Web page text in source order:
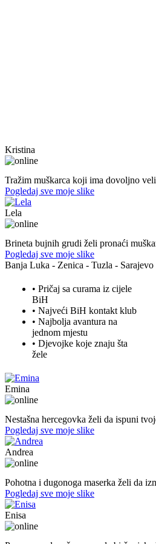
Kristina
Tražim muškarca koji ima dovoljno
Pogledaj sve moje slike
Lela
Brineta bujnih grudi želi pronaći
Pogledaj sve moje slike
Banja Luka - Zenica - Tuzla -
• Pričaj sa curama iz cijele
BiH
• Najveći BiH kontakt klub
• Najbolja avantura na
jednom mjestu
• Djevojke koje znaju šta
žele
Emina
Nestašna hercegovka želi da ispuni
Pogledaj sve moje slike
Andrea
Pohotna i dugonoga maserka želi da
Pogledaj sve moje slike
Enisa